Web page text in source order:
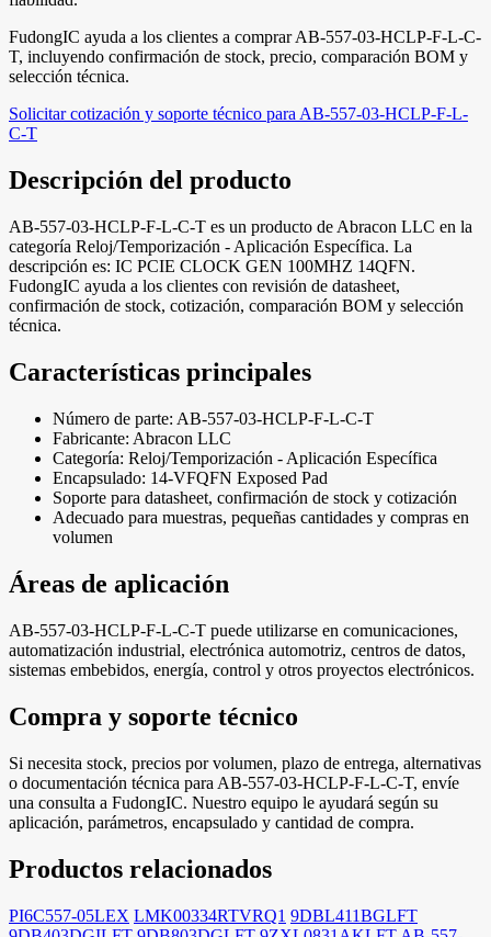
FudongIC ayuda a los clientes a comprar AB-557-03-HCLP-F-L-C-
T, incluyendo confirmación de stock, precio, comparación BOM y
selección técnica.
Solicitar cotización y soporte técnico para AB-557-03-HCLP-F-L-
C-T
Descripción del producto
AB-557-03-HCLP-F-L-C-T es un producto de Abracon LLC en la
categoría Reloj/Temporización - Aplicación Específica. La
descripción es: IC PCIE CLOCK GEN 100MHZ 14QFN.
FudongIC ayuda a los clientes con revisión de datasheet,
confirmación de stock, cotización, comparación BOM y selección
técnica.
Características principales
Número de parte: AB-557-03-HCLP-F-L-C-T
Fabricante: Abracon LLC
Categoría: Reloj/Temporización - Aplicación Específica
Encapsulado: 14-VFQFN Exposed Pad
Soporte para datasheet, confirmación de stock y cotización
Adecuado para muestras, pequeñas cantidades y compras en
volumen
Áreas de aplicación
AB-557-03-HCLP-F-L-C-T puede utilizarse en comunicaciones,
automatización industrial, electrónica automotriz, centros de datos,
sistemas embebidos, energía, control y otros proyectos electrónicos.
Compra y soporte técnico
Si necesita stock, precios por volumen, plazo de entrega, alternativas
o documentación técnica para AB-557-03-HCLP-F-L-C-T, envíe
una consulta a FudongIC. Nuestro equipo le ayudará según su
aplicación, parámetros, encapsulado y cantidad de compra.
Productos relacionados
PI6C557-05LEX LMK00334RTVRQ1 9DBL411BGLFT